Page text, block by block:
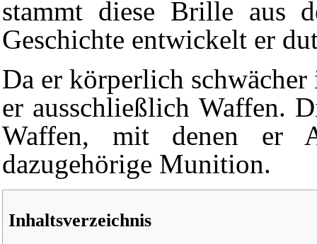
stammt diese Brille aus
Geschichte entwickelt er
Da er körperlich
er ausschließlich Waffen.
Waffen, mit denen er
dazugehörige Munition.
Inhaltsverzeichnis